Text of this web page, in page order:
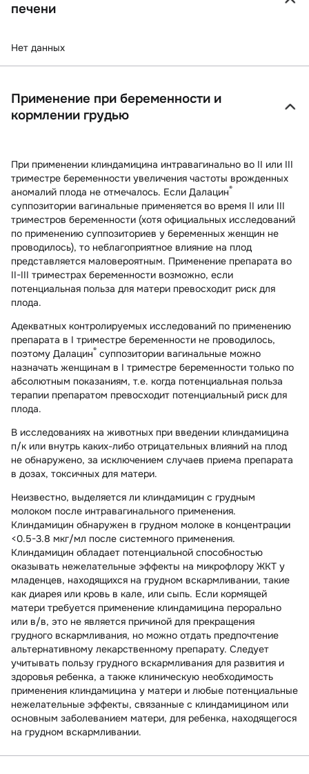
печени
Нет данных
Применение при беременности и
кормлении грудью
При применении клиндамицина интравагинально во II или III
триместре беременности увеличения частоты врожденных
аномалий плода не отмечалось. Если Далацин®
суппозитории вагинальные применяется во время II или III
триместров беременности (хотя официальных исследований
по применению суппозиториев у беременных женщин не
проводилось), то неблагоприятное влияние на плод
представляется маловероятным. Применение препарата во
II-III триместрах беременности возможно, если
потенциальная польза для матери превосходит риск для
плода.
Адекватных контролируемых исследований по применению
препарата в I триместре беременности не проводилось,
поэтому Далацин® суппозитории вагинальные можно
назначать женщинам в I триместре беременности только по
абсолютным показаниям, т.е. когда потенциальная польза
терапии препаратом превосходит потенциальный риск для
плода.
В исследованиях на животных при введении клиндамицина
п/к или внутрь каких-либо отрицательных влияний на плод
не обнаружено, за исключением случаев приема препарата
в дозах, токсичных для матери.
Неизвестно, выделяется ли клиндамицин с грудным
молоком после интравагинального применения.
Клиндамицин обнаружен в грудном молоке в концентрации
<0.5-3.8 мкг/мл после системного применения.
Клиндамицин обладает потенциальной способностью
оказывать нежелательные эффекты на микрофлору ЖКТ у
младенцев, находящихся на грудном вскармливании, такие
как диарея или кровь в кале, или сыпь. Если кормящей
матери требуется применение клиндамицина перорально
или в/в, это не является причиной для прекращения
грудного вскармливания, но можно отдать предпочтение
альтернативному лекарственному препарату. Следует
учитывать пользу грудного вскармливания для развития и
здоровья ребенка, а также клиническую необходимость
применения клиндамицина у матери и любые потенциальные
нежелательные эффекты, связанные с клиндамицином или
основным заболеванием матери, для ребенка, находящегося
на грудном вскармливании.